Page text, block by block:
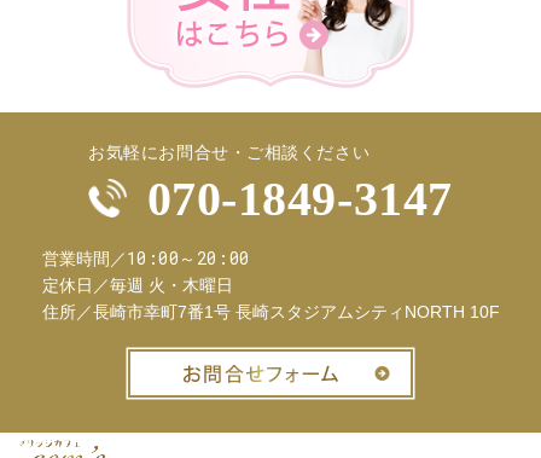
お気軽にお問合せ・ご相談ください
070-1849-3147
営業時間／10:00～20:00
定休日／毎週 火・木曜日
住所／長崎市幸町7番1号 長崎スタジアムシティNORTH 10F